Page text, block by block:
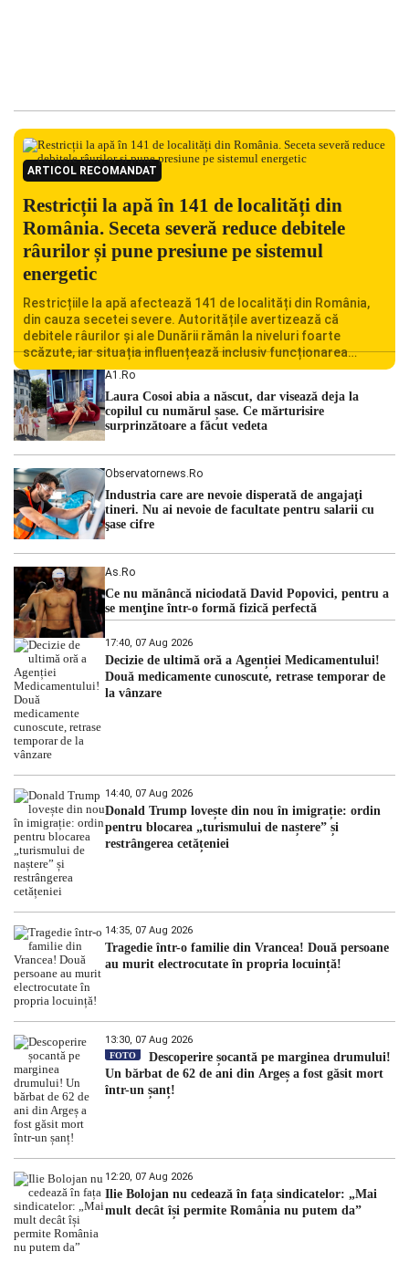
ARTICOL RECOMANDAT
Restricții la apă în 141 de localități din
România. Seceta severă reduce debitele
râurilor și pune presiune pe sistemul
energetic
Restricțiile la apă afectează 141 de localități din România,
din cauza secetei severe. Autoritățile avertizează că
debitele râurilor și ale Dunării rămân la niveluri foarte
scăzute, iar situația influențează inclusiv funcționarea
Centralei Nucleare de la Cernavodă. România se confruntă
cu una dintre cele mai dificile perioade din punct de vedere
hidrologic din ultimii ani. Lipsa […]
A1.ro
Laura Cosoi abia a născut, dar visează deja la
copilul cu numărul șase. Ce mărturisire
surprinzătoare a făcut vedeta
Observatornews.ro
Industria care are nevoie disperată de angajaţi
tineri. Nu ai nevoie de facultate pentru salarii cu
şase cifre
As.ro
Ce nu mănâncă niciodată David Popovici, pentru a
se menţine într-o formă fizică perfectă
17:40, 07 Aug 2026
Decizie de ultimă oră a Agenției Medicamentului!
Două medicamente cunoscute, retrase temporar de
la vânzare
14:40, 07 Aug 2026
Donald Trump lovește din nou în imigrație: ordin
pentru blocarea „turismului de naștere” și
restrângerea cetățeniei
14:35, 07 Aug 2026
Tragedie într-o familie din Vrancea! Două persoane
au murit electrocutate în propria locuință!
13:30, 07 Aug 2026
FOTO
Descoperire șocantă pe marginea drumului!
Un bărbat de 62 de ani din Argeș a fost găsit mort
într-un șanț!
12:20, 07 Aug 2026
Ilie Bolojan nu cedează în fața sindicatelor: „Mai
mult decât își permite România nu putem da”